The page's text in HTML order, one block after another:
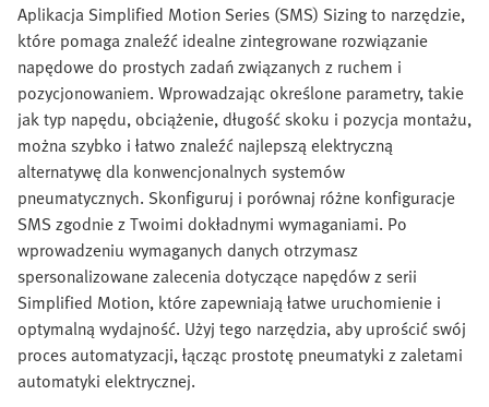
Aplikacja Simplified Motion Series (SMS) Sizing to narzędzie,
które pomaga znaleźć idealne zintegrowane rozwiązanie
napędowe do prostych zadań związanych z ruchem i
pozycjonowaniem. Wprowadzając określone parametry, takie
jak typ napędu, obciążenie, długość skoku i pozycja montażu,
można szybko i łatwo znaleźć najlepszą elektryczną
alternatywę dla konwencjonalnych systemów
pneumatycznych. Skonfiguruj i porównaj różne konfiguracje
SMS zgodnie z Twoimi dokładnymi wymaganiami. Po
wprowadzeniu wymaganych danych otrzymasz
spersonalizowane zalecenia dotyczące napędów z serii
Simplified Motion, które zapewniają łatwe uruchomienie i
optymalną wydajność. Użyj tego narzędzia, aby uprościć swój
proces automatyzacji, łącząc prostotę pneumatyki z zaletami
automatyki elektrycznej.